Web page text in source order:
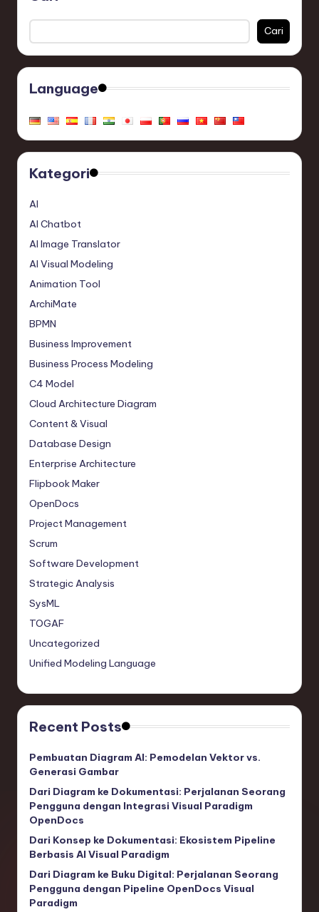
Cari
Language
Kategori
AI
AI Chatbot
AI Image Translator
AI Visual Modeling
Animation Tool
ArchiMate
BPMN
Business Improvement
Business Process Modeling
C4 Model
Cloud Architecture Diagram
Content & Visual
Database Design
Enterprise Architecture
Flipbook Maker
OpenDocs
Project Management
Scrum
Software Development
Strategic Analysis
SysML
TOGAF
Uncategorized
Unified Modeling Language
Recent Posts
Pembuatan Diagram AI: Pemodelan Vektor vs.
Generasi Gambar
Dari Diagram ke Dokumentasi: Perjalanan Seorang
Pengguna dengan Integrasi Visual Paradigm
OpenDocs
Dari Konsep ke Dokumentasi: Ekosistem Pipeline
Berbasis AI Visual Paradigm
Dari Diagram ke Buku Digital: Perjalanan Seorang
Pengguna dengan Pipeline OpenDocs Visual
Paradigm